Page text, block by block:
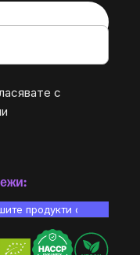
с
продукти са